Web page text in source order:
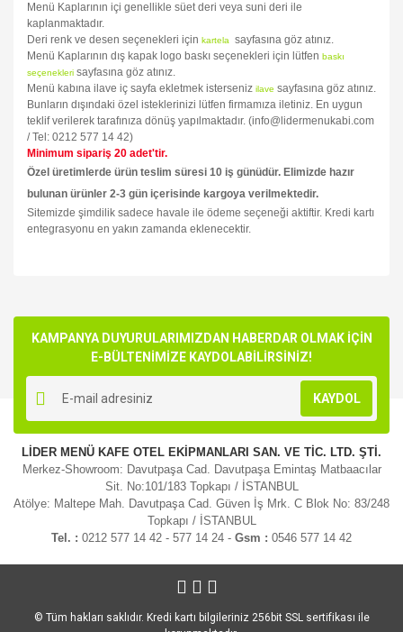
Menü Kaplarının içi genellikle süet deri veya suni deri ile
kaplanmaktadır.
Deri renk ve desen seçenekleri için kartela
sayfasına göz atınız.
Menü Kaplarının dış kapak logo baskı seçenekleri için lütfen baskı
seçenekleri sayfasına göz atınız.
Menü kabına ilave iç sayfa ekletmek isterseniz ilave sayfasına göz atınız.
Bunların dışındaki özel isteklerinizi lütfen firmamıza iletiniz. En uygun
teklif verilerek tarafınıza dönüş yapılmaktadır. (info@lidermenukabi.com
/ Tel: 0212 577 14 42)
Minimum sipariş 20 adet'tir.
Özel üretimlerde ürün teslim süresi 10 iş günüdür. Elimizde hazır
bulunan ürünler 2-3 gün içerisinde kargoya verilmektedir.
Sitemizde şimdilik sadece havale ile ödeme seçeneği aktiftir. Kredi kartı
entegrasyonu en yakın zamanda eklenecektir.
Yorum Yaz
kullanarak tarafımıza iletebilirsiniz.
Görüş ve önerileriniz için teşekkür ederiz.
Ürün resmi kalitesiz, bozuk veya görüntülenemiyor.
Ürün açıklamasında eksik bilgiler bulunuyor.
Ürün bilgilerinde hatalar bulunuyor.
Ürün fiyatı diğer sitelerden daha pahalı.
Bu ürüne benzer farklı alternatifler olmalı.
KAMPANYA DUYURULARIMIZDAN HABERDAR OLMAK İÇİN
E-BÜLTENİMİZE KAYDOLABİLİRSİNİZ!
KAYDOL
LİDER MENÜ KAFE OTEL EKİPMANLARI SAN. VE TİC. LTD. ŞTİ.
Merkez-Showroom: Davutpaşa Cad. Davutpaşa Emintaş Matbaacılar
Sit. No:101/183 Topkapı / İSTANBUL
Atölye: Maltepe Mah. Davutpaşa Cad. Güven İş Mrk. C Blok No: 83/248
Topkapı / İSTANBUL
Tel. : 0212 577 14 42 - 577 14 24 - Gsm : 0546 577 14 42
© Tüm hakları saklıdır. Kredi kartı bilgileriniz 256bit SSL sertifikası ile